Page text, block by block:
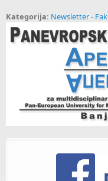
Kategorija: Newsletter -